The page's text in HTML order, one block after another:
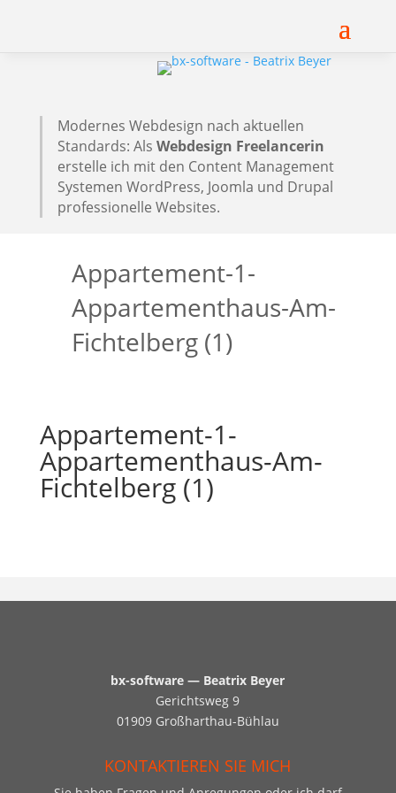
Modernes Webdesign nach aktuellen
Standards: Als Webdesign Freelancerin
erstelle ich mit den Content Management
Systemen WordPress, Joomla und Drupal
professionelle Websites.
Appartement-1-
Appartementhaus-Am-
Fichtelberg (1)
Appartement-1-
Appartementhaus-Am-
Fichtelberg (1)
bx-software — Beatrix Beyer
Gerichtsweg 9
01909 Großharthau-Bühlau
KONTAKTIEREN SIE MICH